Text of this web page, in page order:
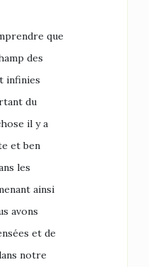
que
des
infinies
du
il y a
et ben
les
ainsi
avons
et de
notre